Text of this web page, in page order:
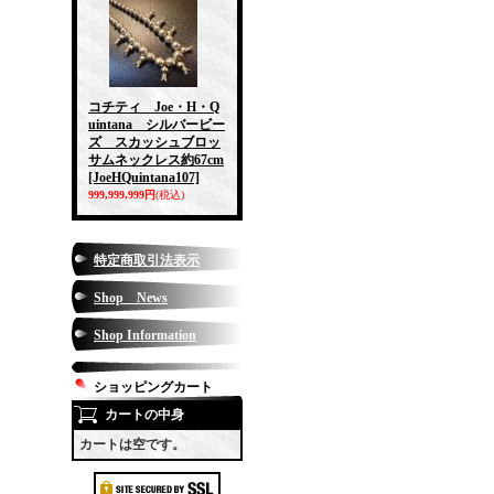
コチティ Joe・H・Q
uintana シルバービー
ズ スカッシュブロッ
サムネックレス約67cm
[JoeHQuintana107]
999,999,999円(税込)
特定商取引法表示
Shop News
Shop Information
ショッピングカート
カートの中身
カートは空です。